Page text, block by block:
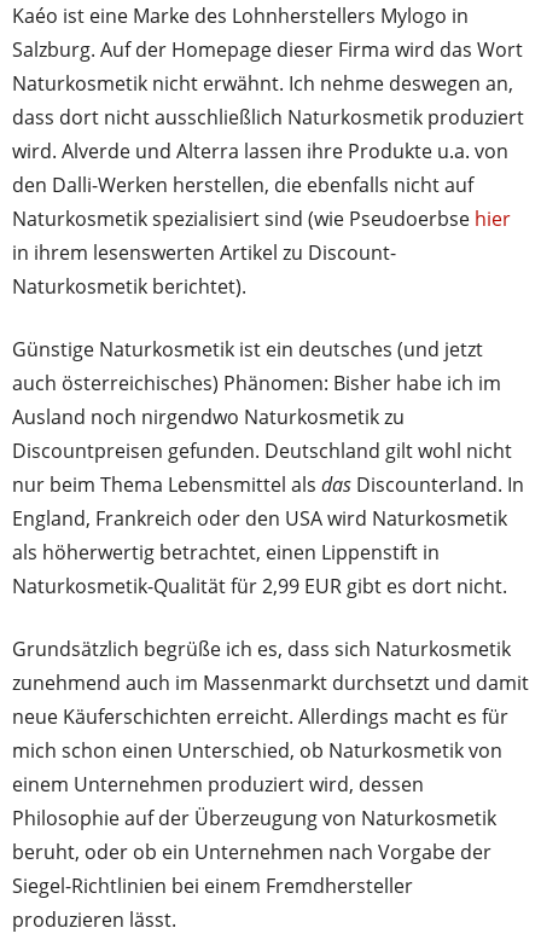
Kaéo ist eine Marke des Lohnherstellers Mylogo in
Salzburg. Auf der Homepage dieser Firma wird das Wort
Naturkosmetik nicht erwähnt. Ich nehme deswegen an,
dass dort nicht ausschließlich Naturkosmetik produziert
wird. Alverde und Alterra lassen ihre Produkte u.a. von
den Dalli-Werken herstellen, die ebenfalls nicht auf
Naturkosmetik spezialisiert sind (wie Pseudoerbse hier
in ihrem lesenswerten Artikel zu Discount-
Naturkosmetik berichtet).
Günstige Naturkosmetik ist ein deutsches (und jetzt
auch österreichisches) Phänomen: Bisher habe ich im
Ausland noch nirgendwo Naturkosmetik zu
Discountpreisen gefunden. Deutschland gilt wohl nicht
nur beim Thema Lebensmittel als das Discounterland. In
England, Frankreich oder den USA wird Naturkosmetik
als höherwertig betrachtet, einen Lippenstift in
Naturkosmetik-Qualität für 2,99 EUR gibt es dort nicht.
Grundsätzlich begrüße ich es, dass sich Naturkosmetik
zunehmend auch im Massenmarkt durchsetzt und damit
neue Käuferschichten erreicht. Allerdings macht es für
mich schon einen Unterschied, ob Naturkosmetik von
einem Unternehmen produziert wird, dessen
Philosophie auf der Überzeugung von Naturkosmetik
beruht, oder ob ein Unternehmen nach Vorgabe der
Siegel-Richtlinien bei einem Fremdhersteller
produzieren lässt.